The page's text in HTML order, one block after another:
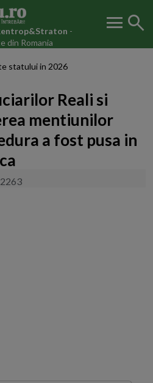
-
din Romania
menu search
statului in 2026
Reali si
mentiunilor
a fost pusa in
2263